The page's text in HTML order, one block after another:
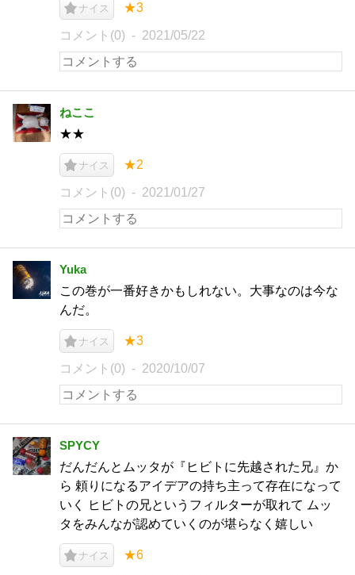
ナイス ★3
コメント(0) 2021/05/22
ねここ
★★
ナイス ★2
コメント(0) 2021/01/27
Yuka
この巻が一番好きかもしれない。大事なのは今な
んだ。
ナイス ★3
コメント(0) 2020/10/07
SPYCY
だんだんとムッタが『ヒビトに先越された兄』か
ら 頼りになるアイデアの持ち主って存在になって
いく ヒビトの兄というフィルターが取れて ムッ
タをみんなが認めていくのが堪らなく嬉しい
ナイス ★6